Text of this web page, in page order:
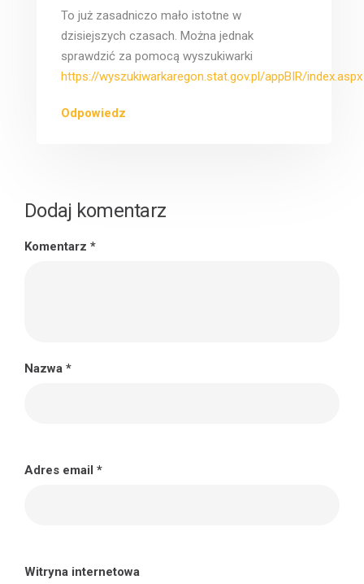
To już zasadniczo mało istotne w
dzisiejszych czasach. Można jednak
sprawdzić za pomocą wyszukiwarki
https://wyszukiwarkaregon.stat.gov.pl/appBIR/index.aspx
Odpowiedz
Dodaj komentarz
Komentarz *
Nazwa *
Adres email *
Witryna internetowa